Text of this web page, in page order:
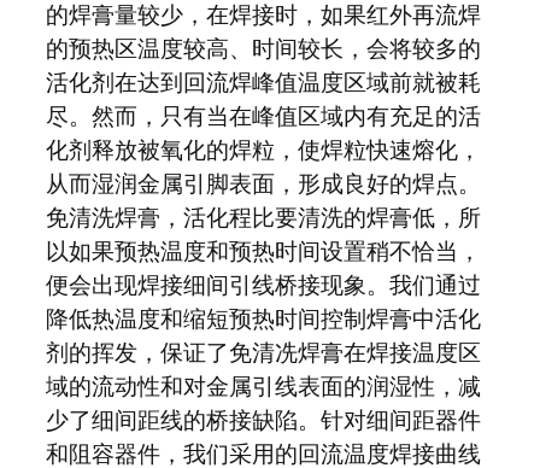
的焊膏量较少，在焊接时，如果红外再流焊
的预热区温度较高、时间较长，会将较多的
活化剂在达到回流焊峰值温度区域前就被耗
尽。然而，只有当在峰值区域内有充足的活
化剂释放被氧化的焊粒，使焊粒快速熔化，
从而湿润金属引脚表面，形成良好的焊点。
免清洗焊膏，活化程比要清洗的焊膏低，所
以如果预热温度和预热时间设置稍不恰当，
便会出现焊接细间引线桥接现象。我们通过
降低热温度和缩短预热时间控制焊膏中活化
剂的挥发，保证了免清冼焊膏在焊接温度区
域的流动性和对金属引线表面的润湿性，减
少了细间距线的桥接缺陷。针对细间距器件
和阻容器件，我们采用的回流温度焊接曲线